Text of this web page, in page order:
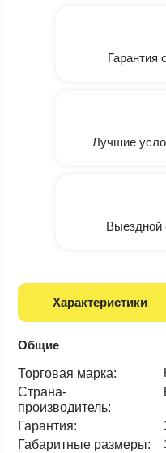
Гарантия
Лучшие
Выездной
Характеристики
Общие
Торговая марка:
Страна-
производитель:
Гарантия:
Габаритные размеры: